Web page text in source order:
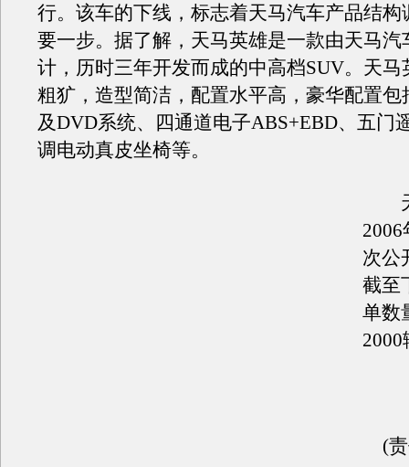
行。该车的下线，标志着天马汽车产品结构
要一步。据了解，天马英雄是一款由天马汽
计，历时三年开发而成的中高档SUV。天马
粗犷，造型简洁，配置水平高，豪华配置包
及DVD系统、四通道电子ABS+EBD、五门
调电动真皮坐椅等。
天
次公
截至
单数
2000
(